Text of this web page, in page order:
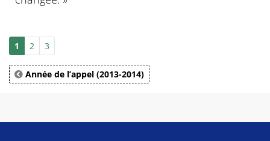
1 2 3
Année de l’appel (2013-2014)